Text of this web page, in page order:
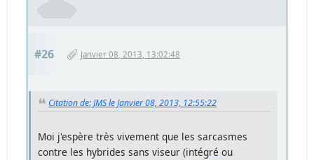
#26 Janvier 08, 2013, 13:02:48
Citation de: JMS le Janvier 08, 2013, 12:55:22
Moi j'espère très vivement que les sarcasmes
contre les hybrides sans viseur (intégré ou